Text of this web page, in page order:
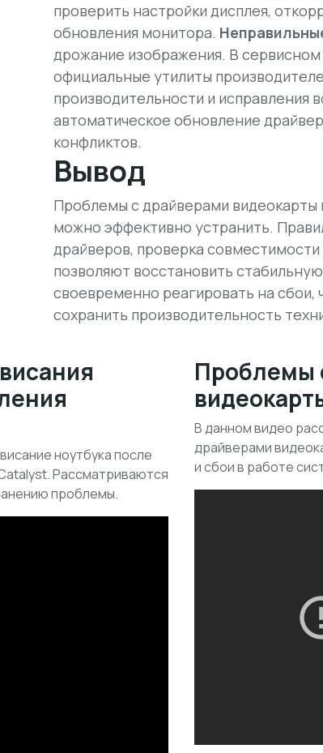
проверить настройки дисплея,
обновления монитора.
дрожание изображения. В
официальные утилиты
производительности и исправления
автоматическое обновление
конфликтов.
Вывод
Проблемы с драйверами видеокарты
можно эффективно устранить.
драйверов, проверка
позволяют восстановить
своевременно реагировать на сбои,
сохранить производительность
ноутбука после
Рассматриваются
проблемы.
Проблемы
В данном видео
драйверами
и сбои в работе